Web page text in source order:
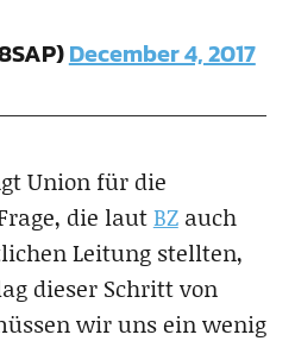
December 4, 2017
Union für die
die lautBZauch
Leitung stellten,
dieser Schritt von
wir uns ein wenig